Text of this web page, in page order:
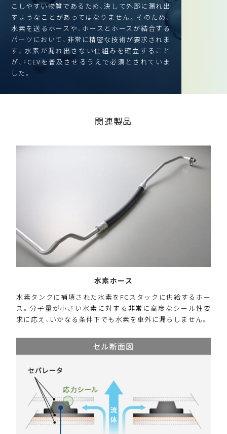
こしやすい物質であるため、決して外部に漏れ出
すようなことがあってはなりません。そのため、
水素を送るホースや、ホースとホースが結合する
パーツにおいて、非常に精密な技術が要求されま
す。水素が漏れ出さない仕組みを確立すること
が、FCEVを普及させるうえで必須とされていま
した。
関連製品
水素ホース
水素タンクに補填された水素をFCスタックに供給するホー
ス。分子量が小さい水素に対する非常に高度なシール性要
求に応え、いかなる条件下でも水素を車外に漏らしません。